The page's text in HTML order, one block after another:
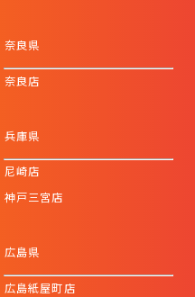
奈良県
奈良店
兵庫県
尼崎店
神戸三宮店
広島県
広島紙屋町店